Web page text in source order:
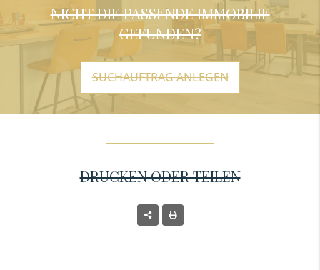
NICHT DIE PASSENDE IMMOBILIE
GEFUNDEN?
SUCHAUFTRAG ANLEGEN
DRUCKEN ODER TEILEN